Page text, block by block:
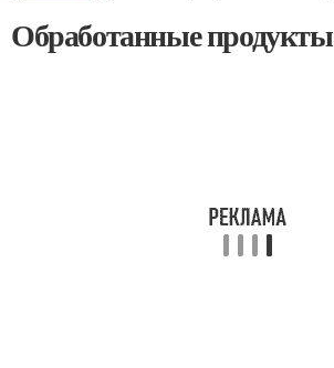
Обработанные продукты